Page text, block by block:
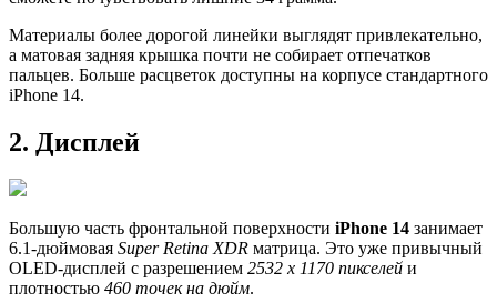
Материалы более дорогой линейки выглядят привлекательно,
а матовая задняя крышка почти не собирает отпечатков
пальцев. Больше расцветок доступны на корпусе стандартного
iPhone 14.
2. Дисплей
Большую часть фронтальной поверхности iPhone 14 занимает
6.1-дюймовая Super Retina XDR матрица. Это уже привычный
OLED-дисплей с разрешением 2532 х 1170 пикселей и
плотностью 460 точек на дюйм.